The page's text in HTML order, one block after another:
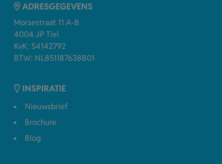
ADRESGEGEVENS
Morsestraat 11 A-B
4004 JP Tiel
KvK: 54142792
BTW: NL851187638B01
INSPIRATIE
Nieuwsbrief
Brochure
Blog